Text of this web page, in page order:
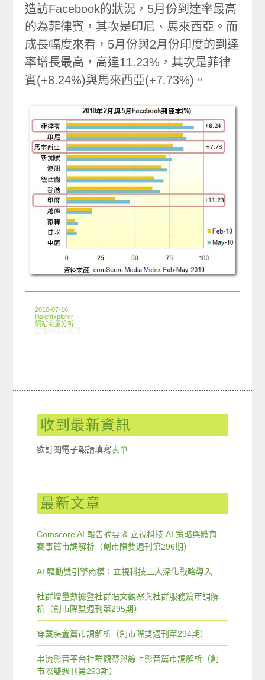
造訪Facebook的狀況，5月份到達率最高
的為菲律賓，其次是印尼、馬來西亞。而
成長幅度來看，5月份與2月份印度的到達
率增長最高，高達11.23%，其次是菲律
賓(+8.24%)與馬來西亞(+7.73%)。
2010-07-16
insightxplorer
網站流量分析
收到最新資訊
欲訂閱電子報請填寫表單
最新文章
Comscore AI 報告摘要 & 立視科技 AI 策略與體育
賽事篇市調解析（創市際雙週刊第296期）
AI 驅動雙引擎商模：立視科技三大深化戰略導入
社群增量數據暨社群貼文觀察與社群服務篇市調解
析（創市際雙週刊第295期）
穿戴裝置篇市調解析（創市際雙週刊第294期）
串流影音平台社群觀察與線上影音篇市調解析（創
市際雙週刊第293期）